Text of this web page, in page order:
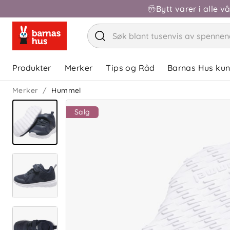
Bytt varer i alle
Produkter Merker Tips og Råd Barnas Hus
Merker Hummel
Salg